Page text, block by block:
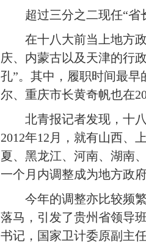
超过三分之二现任“省
在十八大前当上地方政
庆、内蒙古以及天津的行
孔”。其中，履职时间最
尔、重庆市长黄奇帆也在
北青报记者发现，十八
2012年12月，就有山西、
夏、黑龙江、河南、湖南
一个月内调整成为地方政府
今年的调整亦比较频繁
落马，引发了贵州省领导
书记，国家卫计委原副主